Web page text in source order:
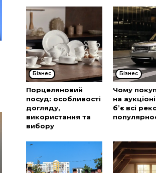
Бізнес
Порцеляновий
посуд: особливості
догляду,
використання та
вибору
Бізнес
Чому
на
б’є всі